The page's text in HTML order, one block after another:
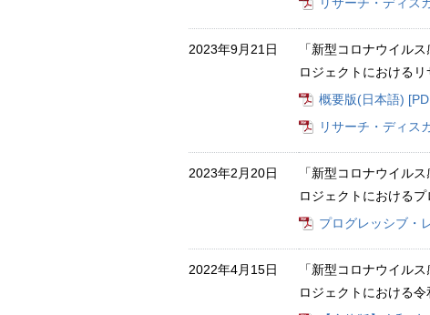
2023年9月21日
「新型コロナウイル
ロジェクトにおける
概要版(日本語)
リサーチ・ディス
2023年2月20日
「新型コロナウイル
ロジェクトにおける
プログレッシブ・
2022年4月15日
「新型コロナウイル
ロジェクトにおける